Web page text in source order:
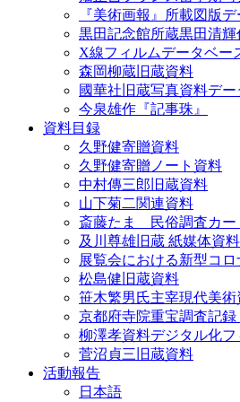
『美術画報』所載図版
黒田記念館所蔵黒田清輝
X線フィルムデータベー
森岡柳蔵旧蔵資料
國華社旧蔵写真資料デー
今泉雄作『記事珠』
資料目録
久野健寄贈資料
久野健寄贈ノート資料
中村傳三郎旧蔵資料
山下菊二関連資料
斎藤たま 民俗調査カー
及川尊雄旧蔵 紙媒体資
展覧会における新型コ
松島健旧蔵資料
笹木繁男氏主宰現代美術
京都府寺院重宝調査記
柳澤孝資料デジタル化フ
菅沼貞三旧蔵資料
活動報告
日本語